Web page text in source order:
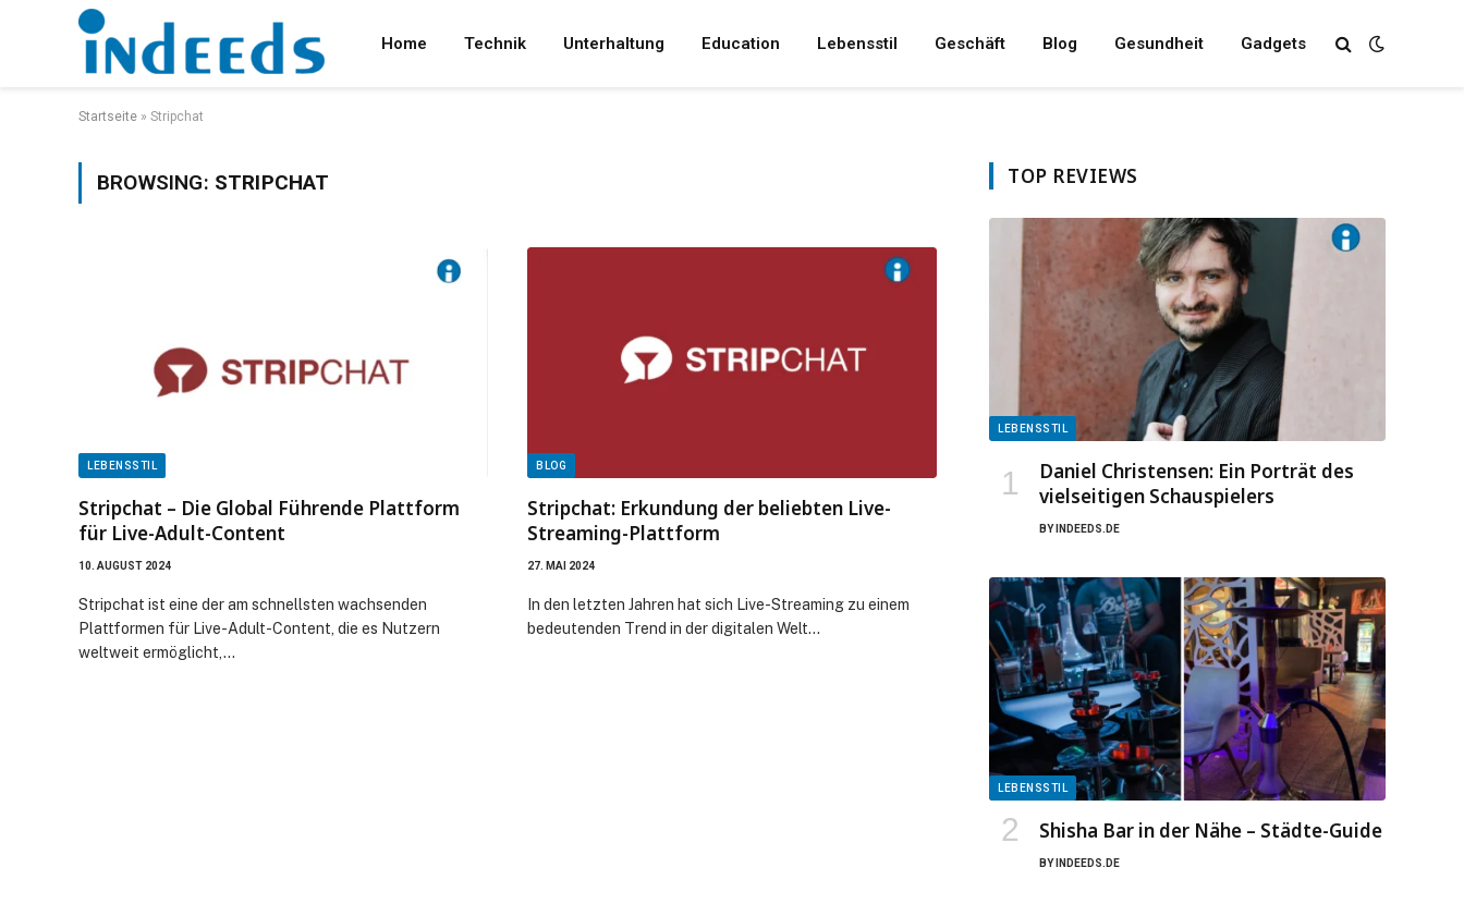
Home Technik Unterhaltung Education Lebensstil Geschäft Blog Gesundheit Gadgets
Startseite » Stripchat
BROWSING: STRIPCHAT
LEBENSSTIL
Stripchat – Die Global Führende Plattform
für Live-Adult-Content
10. AUGUST 2024
Stripchat ist eine der am schnellsten wachsenden
Plattformen für Live-Adult-Content, die es Nutzern
weltweit ermöglicht,…
BLOG
Stripchat: Erkundung der beliebten Live-
Streaming-Plattform
27. MAI 2024
In den letzten Jahren hat sich Live-Streaming zu einem
bedeutenden Trend in der digitalen Welt…
TOP REVIEWS
LEBENSSTIL
Daniel Christensen: Ein Porträt des
vielseitigen Schauspielers
BY INDEEDS.DE
LEBENSSTIL
Shisha Bar in der Nähe – Städte-Guide
BY INDEEDS.DE